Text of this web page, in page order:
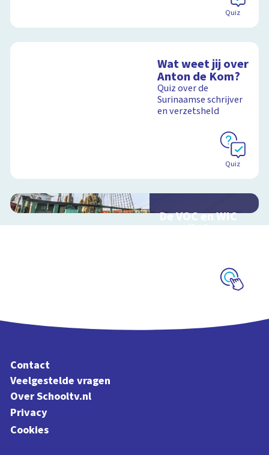
Quiz
Wat weet jij over
Anton de Kom?
Quiz over de
Surinaamse schrijver
en verzetsheld
Quiz
De VOC en WIC
van alle kanten
Contact
Veelgestelde vragen
Over Schooltv.nl
Privacy
Cookies